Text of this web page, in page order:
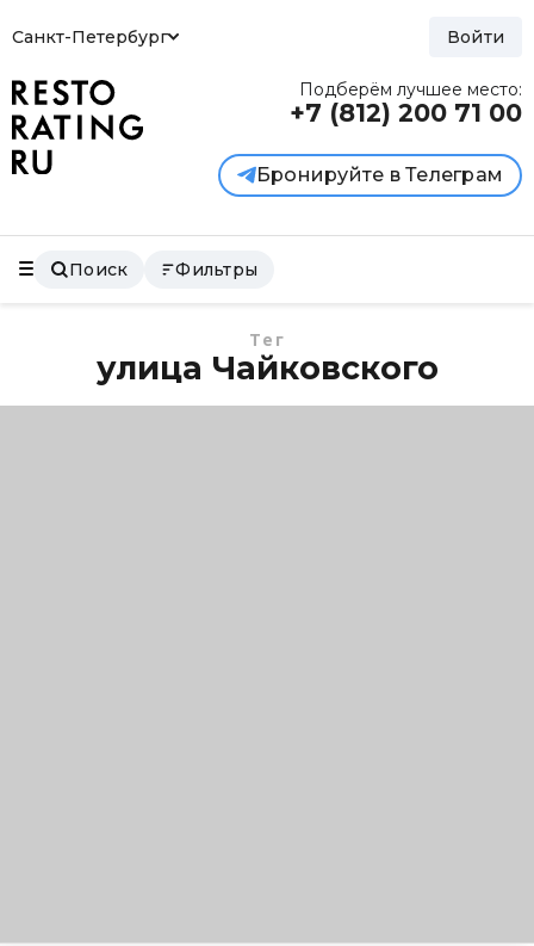
Санкт-Петербург Войти
Подберём лучшее место:
+7 (812) 200 71 00
Бронируйте в Телеграм
Поиск Фильтры
Тег
улица Чайковского